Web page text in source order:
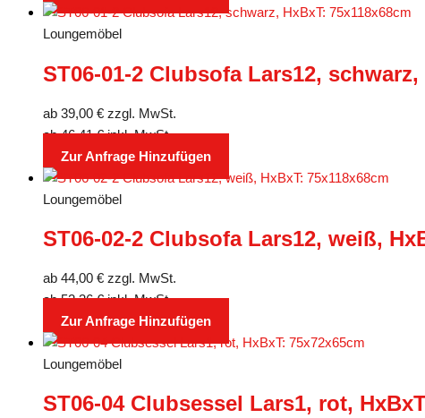
Loungemöbel
ST06-01-2 Clubsofa Lars12, schwarz,
ab 39,00 € zzgl. MwSt.
ab46,41€inkl. MwSt.
Zur Anfrage Hinzufügen
Loungemöbel
ST06-02-2 Clubsofa Lars12, weiß,
ab 44,00 € zzgl. MwSt.
ab52,36€inkl. MwSt.
Zur Anfrage Hinzufügen
Loungemöbel
ST06-04 Clubsessel Lars1, rot,